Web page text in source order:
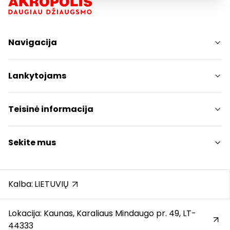
Navigacija
Parduotuvės
Paslaugos
Restoranai ir kavinės
Lankytojams
PC planas
Draugiški gyvūnams
Kontaktai
Akcijos
Karjera
Teisinė informacija
Prekybos centro taisyklės
Slapukų politika
Dovanų kortelės bendrosios taisyklės
Automobilių stovėjimo aikštelės taisyklės
Sekite mus
Facebook
YouTube
Kalba: LIETUVIŲ
Lokacija: Kaunas, Karaliaus Mindaugo pr. 49, LT-
44333